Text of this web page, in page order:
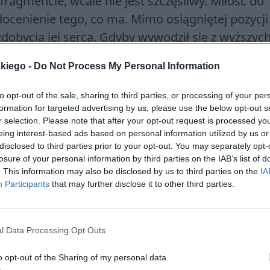
- Do Not Process My Personal Information
opt-out of the sale, sharing to third parties, or processing of your
for targeted advertising by us, please use the below opt-out
selection. Please note that after your opt-out request is processed
interest-based ads based on personal information utilized by us
to third parties prior to your opt-out. You may separately
of your personal information by third parties on the IAB’s list of
This information may also be disclosed by us to third parties on the
Participants that may further disclose it to other third parties.
Data Processing Opt Outs
opt-out of the Sharing of my personal data.
tego, co ma. Mimo osiągniętej
jej serca. Gdyby wywodził się z
Pannie imponowały pieniądze i życie na
. Gdyby swoje szczęście oparł na innym
dosłownie drugiej osoby, jego los mógłby
duże pieniądze, jakie posiadł dzięki wojnie w
czegoś mu brakowało i nie potrafił być
również można uznać za niematerialną
i chęć poznawania świata. Odkrycia lub
się do uczucia spełnienia, jednak sam proces
szczęście. Doskonałymi przykładami z „Lalki”
się na biologii, chemii, fizyce, stąd również